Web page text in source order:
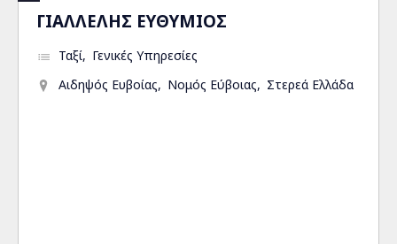
ΓΙΑΛΛΕΛΗΣ ΕΥΘΥΜΙΟΣ
Ταξί
Γενικές Υπηρεσίες
Αιδηψός Ευβοίας
Νομός Εύβοιας Στερεά Ελλάδα